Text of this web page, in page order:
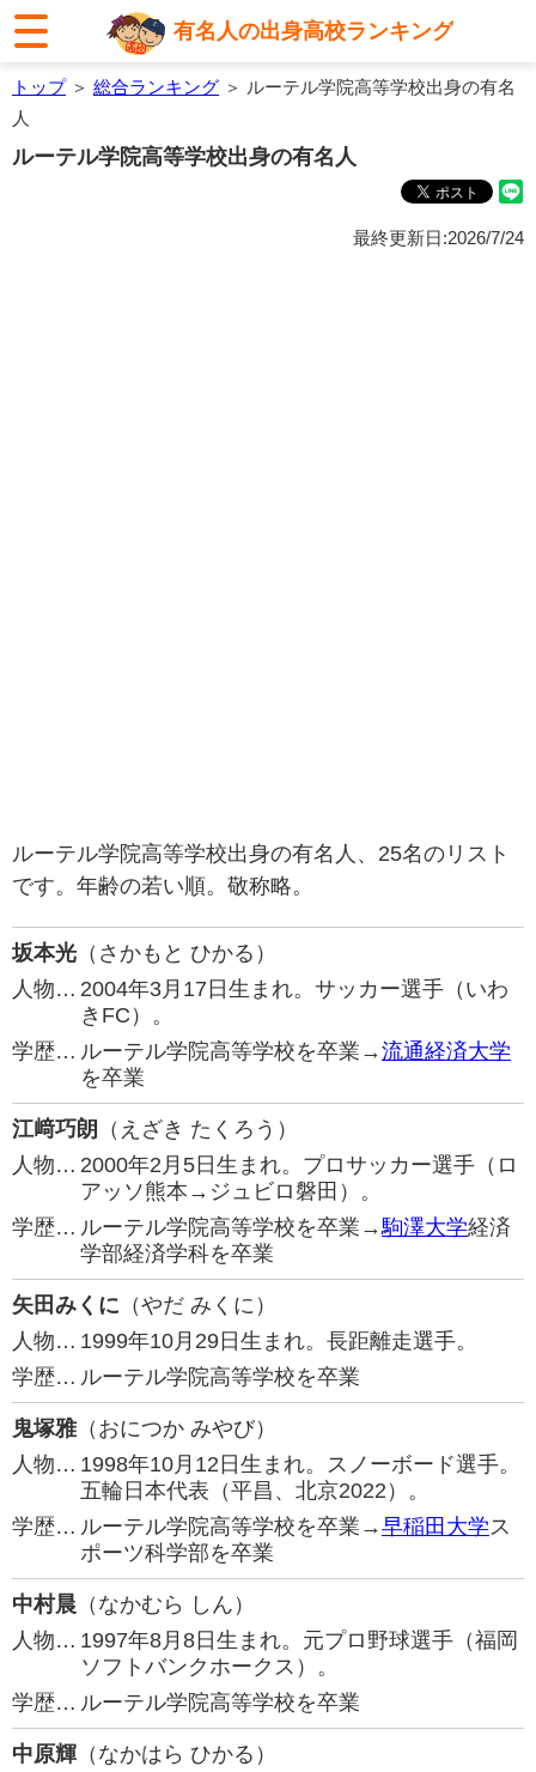
有名人の出身高校ランキング
トップ＞ 総合ランキング ＞ ルーテル学院高等学校出身の有名
人
ルーテル学院高等学校出身の有名人
最終更新日:2026/7/24
ルーテル学院高等学校出身の有名人、25名のリスト
です。年齢の若い順。敬称略。
坂本光 （さかもと ひかる）
人物… 2004年3月17日生まれ。サッカー選手（いわ
きFC）。
学歴… ルーテル学院高等学校を卒業→流通経済大学
を卒業
江﨑巧朗
（えざき たくろう）
人物… 2000年2月5日生まれ。プロサッカー選手（ロ
アッソ熊本→ジュビロ磐田）。
学歴… ルーテル学院高等学校を卒業→駒澤大学経済
学部経済学科を卒業
矢田みくに （やだ みくに）
人物… 1999年10月29日生まれ。長距離走選手。
学歴… ルーテル学院高等学校を卒業
鬼塚雅（おにつか みやび）
人物… 1998年10月12日生まれ。スノーボード選手。
五輪日本代表（平昌、北京2022）。
学歴… ルーテル学院高等学校を卒業→早稲田大学ス
ポーツ科学部を卒業
中村晨 （なかむら しん）
人物… 1997年8月8日生まれ。元プロ野球選手（福岡
ソフトバンクホークス）。
学歴… ルーテル学院高等学校を卒業
中原輝 （なかはら ひかる）